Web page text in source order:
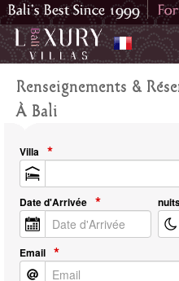
Renseignements &
À Bali
Villa
Date d'Arrivée
Email